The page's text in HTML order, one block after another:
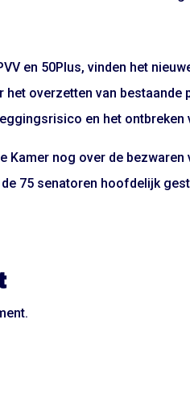
en 50Plus, vinden het
overzetten van bestaande
en het ontbreken
Kamer nog over de bezwaren
75 senatoren hoofdelijk